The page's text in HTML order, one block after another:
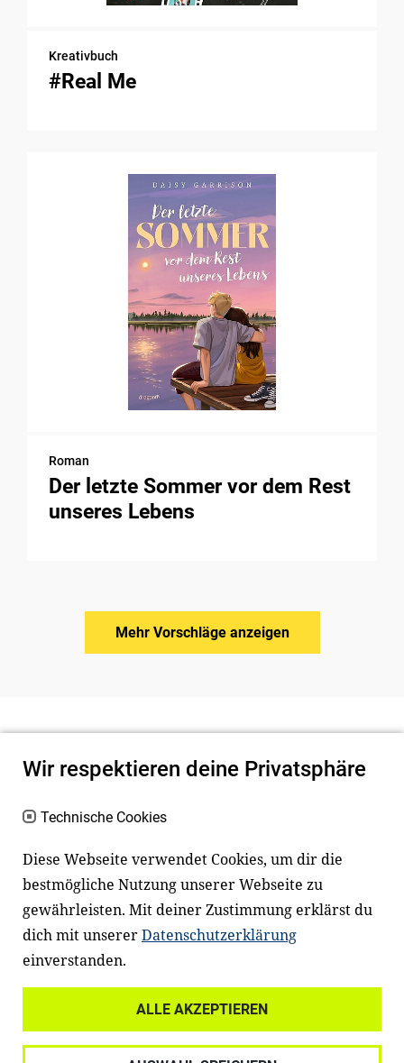
Kreativbuch
#Real Me
Roman
Der letzte Sommer vor dem Rest
unseres Lebens
Mehr Vorschläge anzeigen
Newsletter
Facebook LinkedIn
Wir respektieren deine Privatsphäre
Technische Cookies
Diese Webseite verwendet Cookies, um dir die
bestmögliche Nutzung unserer Webseite zu
gewährleisten. Mit deiner Zustimmung erklärst du
dich mit unsererDatenschutzerklärung
einverstanden.
ALLE AKZEPTIEREN